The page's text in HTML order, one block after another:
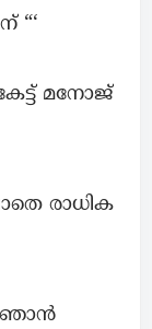
“‘
മനോജ്
രാധിക
ഞാൻ